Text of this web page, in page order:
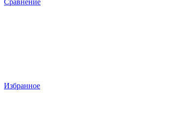
Сравнение
Избранное